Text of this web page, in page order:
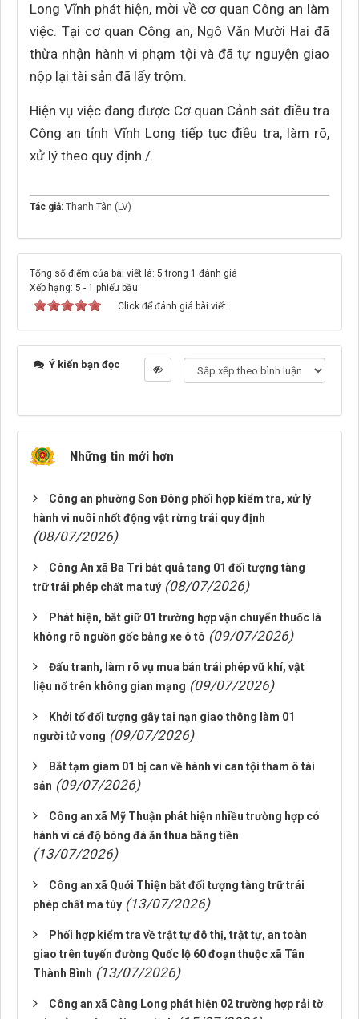
Long Vĩnh phát hiện, mời về cơ quan Công an làm
việc. Tại cơ quan Công an, Ngô Văn Mười Hai đã
thừa nhận hành vi phạm tội và đã tự nguyện giao
nộp lại tài sản đã lấy trộm.
Hiện vụ việc đang được Cơ quan Cảnh sát điều tra
Công an tỉnh Vĩnh Long tiếp tục điều tra, làm rõ,
xử lý theo quy định./.
Tác giả: Thanh Tân (LV)
Tổng số điểm của bài viết là: 5 trong 1 đánh giá
Xếp hạng: 5 - 1 phiếu bầu
Click để đánh giá bài viết
Ý kiến bạn đọc
Những tin mới hơn
Công an phường Sơn Đông phối hợp kiểm tra, xử lý
hành vi nuôi nhốt động vật rừng trái quy định
(08/07/2026)
Công An xã Ba Tri bắt quả tang 01 đối tượng tàng
trữ trái phép chất ma tuý (08/07/2026)
Phát hiện, bắt giữ 01 trường hợp vận chuyển thuốc lá
không rõ nguồn gốc bằng xe ô tô (09/07/2026)
Đấu tranh, làm rõ vụ mua bán trái phép vũ khí, vật
liệu nổ trên không gian mạng (09/07/2026)
Khởi tố đối tượng gây tai nạn giao thông làm 01
người tử vong (09/07/2026)
Bắt tạm giam 01 bị can về hành vi can tội tham ô tài
sản (09/07/2026)
Công an xã Mỹ Thuận phát hiện nhiều trường hợp có
hành vi cá độ bóng đá ăn thua bằng tiền
(13/07/2026)
Công an xã Quới Thiện bắt đối tượng tàng trữ trái
phép chất ma túy (13/07/2026)
Phối hợp kiểm tra về trật tự đô thị, trật tự, an toàn
giao trên tuyến đường Quốc lộ 60 đoạn thuộc xã Tân
Thành Bình (13/07/2026)
Công an xã Càng Long phát hiện 02 trường hợp rải tờ